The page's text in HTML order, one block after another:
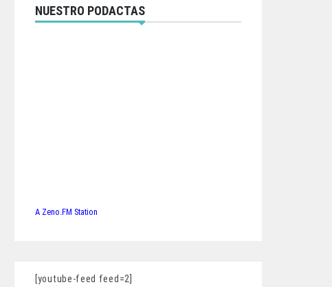
NUESTRO PODACTAS
A Zeno.FM Station
[youtube-feed feed=2]